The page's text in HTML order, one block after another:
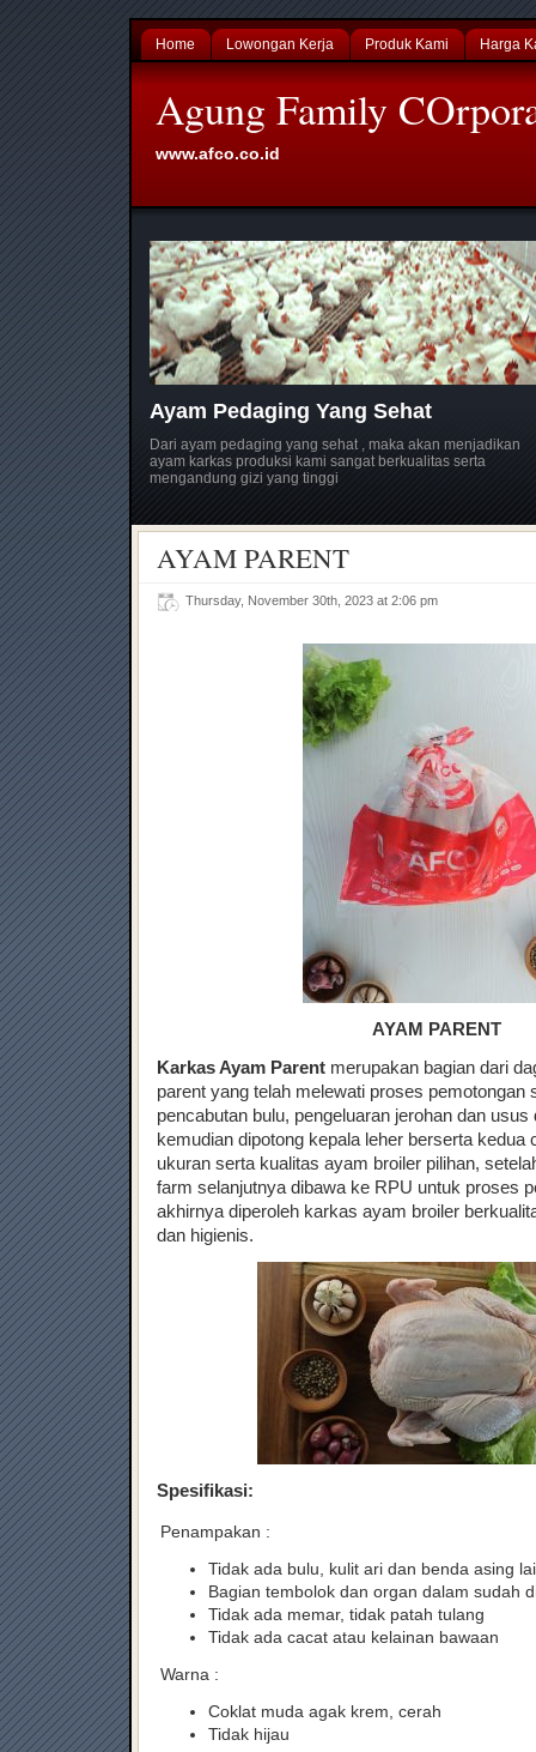
Home Lowongan Kerja Produk Kami Harga
Agung Family
www.afco.co.id
Ayam Pedaging Yang Sehat
Dari ayam pedaging yang sehat , maka akan menjadikan
ayam karkas produksi kami sangat berkualitas serta
mengandung gizi yang tinggi
AYAM PARENT
Thursday, November 30th, 2023 at 2:06 pm
AYAM PARENT
Karkas Ayam Parent merupakan bagian dari
parent yang telah melewati proses pemotongan
pencabutan bulu, pengeluaran jerohan dan usus
kemudian dipotong kepala leher berserta kedua
ukuran serta kualitas ayam broiler pilihan,
farm selanjutnya dibawa ke RPU untuk proses
akhirnya diperoleh karkas ayam broiler
dan higienis.
Spesifikasi:
Penampakan :
Tidak ada bulu, kulit ari dan benda asing
Bagian tembolok dan organ dalam sudah
Tidak ada memar, tidak patah tulang
Tidak ada cacat atau kelainan bawaan
Warna :
Coklat muda agak krem, cerah
Tidak hijau